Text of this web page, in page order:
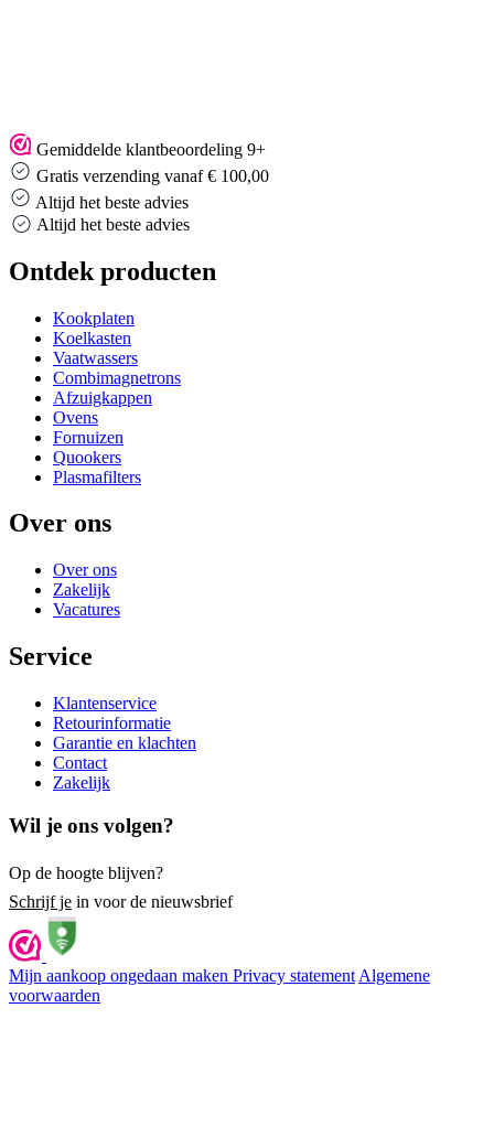
Gemiddelde klantbeoordeling 9+
Gratis verzending vanaf € 100,00
Altijd het beste advies
Altijd het beste advies
Ontdek producten
Kookplaten
Koelkasten
Vaatwassers
Combimagnetrons
Afzuigkappen
Ovens
Fornuizen
Quookers
Plasmafilters
Over ons
Over ons
Zakelijk
Vacatures
Service
Klantenservice
Retourinformatie
Garantie en klachten
Contact
Zakelijk
Wil je ons volgen?
Op de hoogte blijven?
Schrijf je in voor de nieuwsbrief
Mijn aankoop ongedaan maken Privacy statement Algemene
voorwaarden